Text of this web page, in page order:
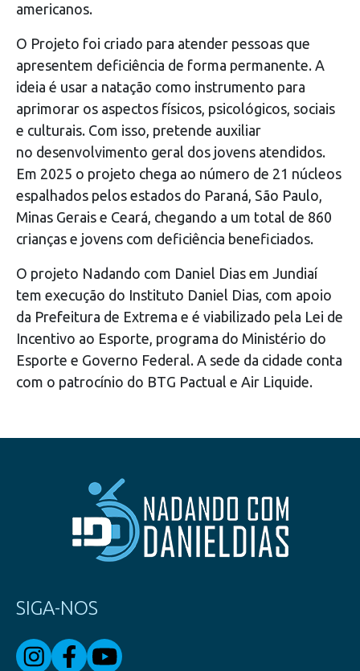
americanos.
O Projeto foi criado para atender pessoas que
apresentem deficiência de forma permanente. A
ideia é usar a natação como instrumento para
aprimorar os aspectos físicos, psicológicos, sociais
e culturais. Com isso, pretende auxiliar
no desenvolvimento geral dos jovens atendidos.
Em 2025 o projeto chega ao número de 21 núcleos
espalhados pelos estados do Paraná, São Paulo,
Minas Gerais e Ceará, chegando a um total de 860
crianças e jovens com deficiência beneficiados.
O projeto Nadando com Daniel Dias em Jundiaí
tem execução do Instituto Daniel Dias, com apoio
da Prefeitura de Extrema e é viabilizado pela Lei de
Incentivo ao Esporte, programa do Ministério do
Esporte e Governo Federal. A sede da cidade conta
com o patrocínio do BTG Pactual e Air Liquide.
SIGA-NOS